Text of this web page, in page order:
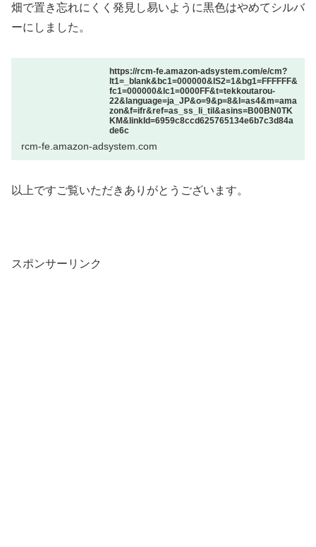
畑で置き忘れにくく発見し易いように黒色はやめてシルバ
ーにしました。
https://rcm-fe.amazon-adsystem.com/e/cm?
lt1=_blank&bc1=000000&IS2=1&bg1=FFFFFF&
fc1=000000&lc1=0000FF&t=tekkoutarou-
22&language=ja_JP&o=9&p=8&l=as4&m=ama
zon&f=ifr&ref=as_ss_li_til&asins=B00BN0TK
KM&linkId=6959c8ccd625765134e6b7c3d84a
de6c
rcm-fe.amazon-adsystem.com
以上ですご覧いただきありがとうございます。
スポンサーリンク